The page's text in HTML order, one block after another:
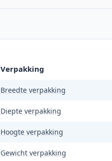
Verpakking
Breedte verpakking
Diepte verpakking
Hoogte verpakking
Gewicht verpakking